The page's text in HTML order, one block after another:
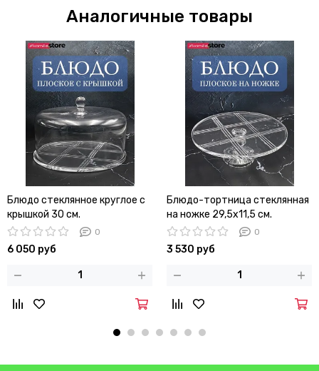
Аналогичные товары
Блюдо стеклянное круглое с
крышкой 30 см.
0
6 050 руб
Блюдо-тортница стеклянная
на ножке 29,5х11,5 см.
0
3 530 руб